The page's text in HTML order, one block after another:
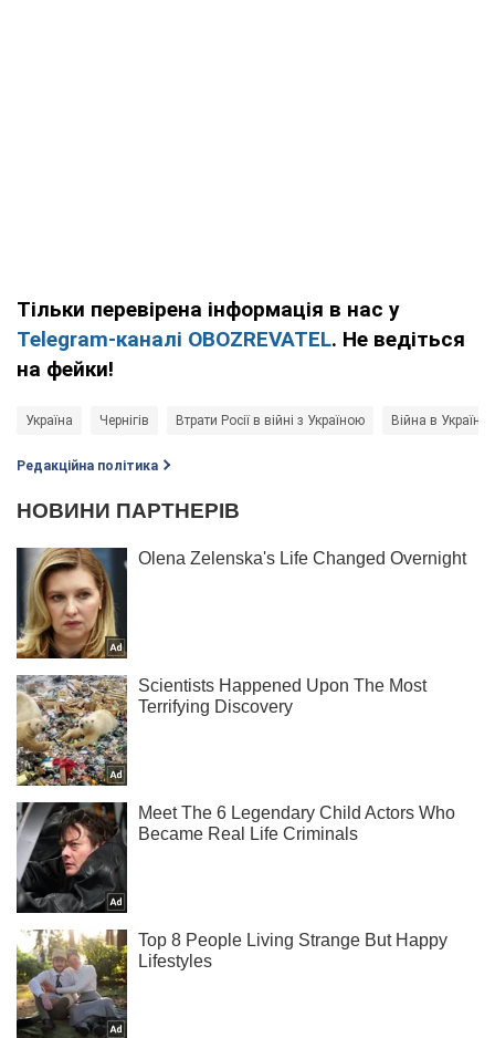
Тільки перевірена інформація в нас у
Telegram-каналі OBOZREVATEL. Не ведіться
на фейки!
Україна Чернігів Втрати Росії в війні з Україною Війна в Україні
Редакційна політика